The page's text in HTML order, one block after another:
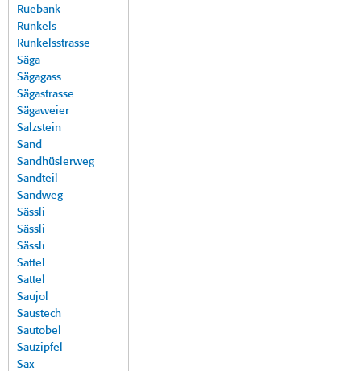
Ruebank
Runkels
Runkelsstrasse
Säga
Sägagass
Sägastrasse
Sägaweier
Salzstein
Sand
Sandhüslerweg
Sandteil
Sandweg
Sässli
Sässli
Sässli
Sattel
Sattel
Saujol
Saustech
Sautobel
Sauzipfel
Sax